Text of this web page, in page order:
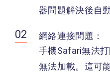
器問題解決後自
網絡連接問題：
手機Safari無法
無法加載。這可